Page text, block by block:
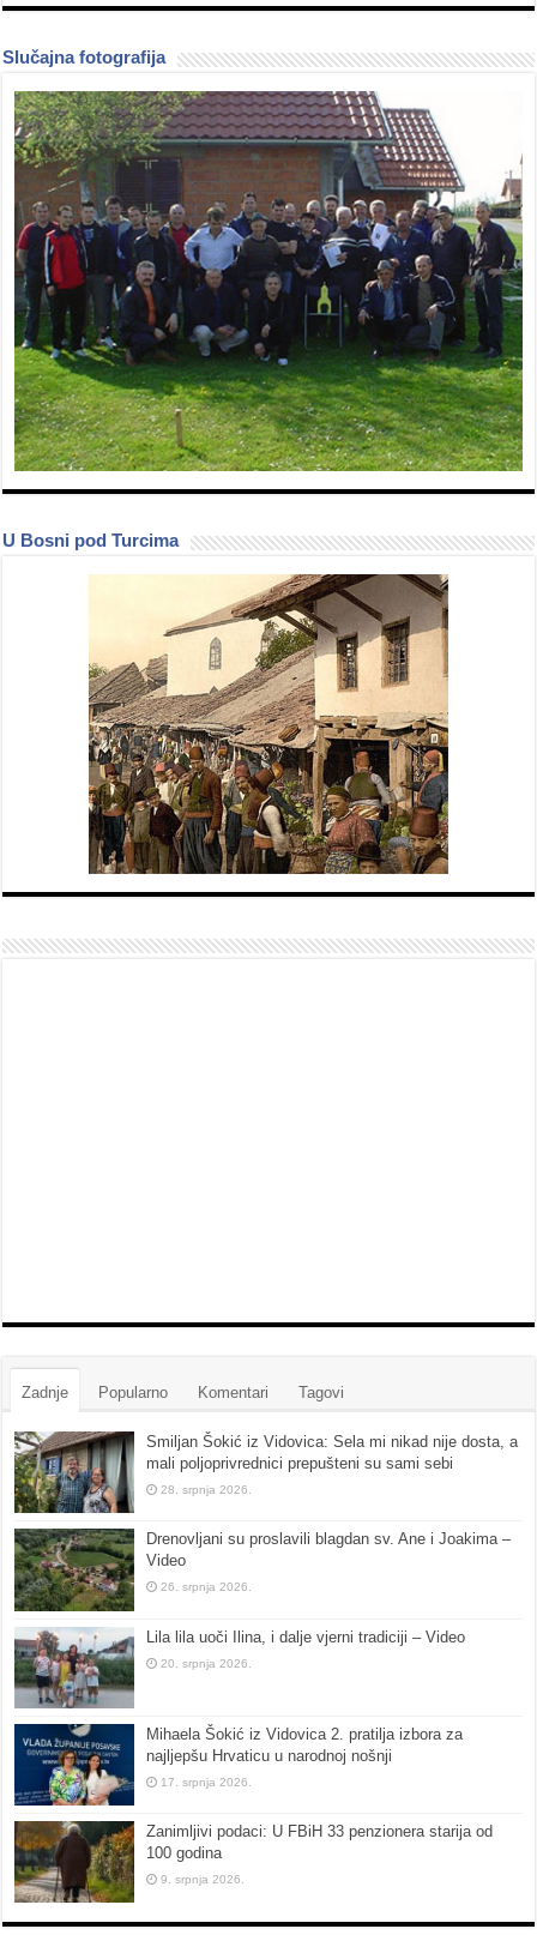
Slučajna fotografija
U Bosni pod Turcima
Zadnje Popularno Komentari Tagovi
Smiljan Šokić iz Vidovica: Sela mi nikad nije dosta, a
mali poljoprivrednici prepušteni su sami sebi
28. srpnja 2026.
Drenovljani su proslavili blagdan sv. Ane i Joakima –
Video
26. srpnja 2026.
Lila lila uoči Ilina, i dalje vjerni tradiciji – Video
20. srpnja 2026.
Mihaela Šokić iz Vidovica 2. pratilja izbora za
najljepšu Hrvaticu u narodnoj nošnji
17. srpnja 2026.
Zanimljivi podaci: U FBiH 33 penzionera starija od
100 godina
9. srpnja 2026.